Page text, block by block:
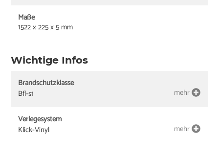
Maße
1522 x 225 x 5 mm
Wichtige Infos
Brandschutzklasse
Bfl-s1
mehr
Verlegesystem
Klick-Vinyl
mehr